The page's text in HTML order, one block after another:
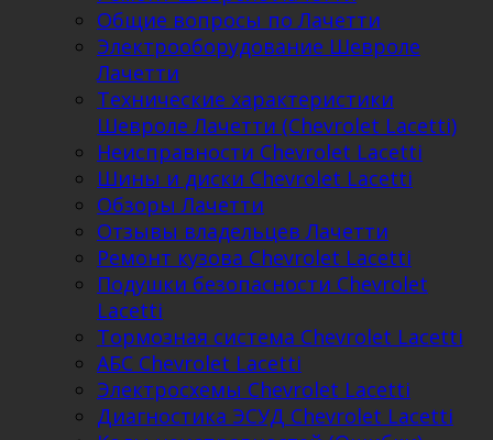
Общие вопросы по Лачетти
Электрооборудование Шевроле
Лачетти
Технические характеристики
Шевроле Лачетти (Chevrolet Lacetti)
Неисправности Chevrolet Lacetti
Шины и диски Chevrolet Lacetti
Обзоры Лачетти
Отзывы владельцев Лачетти
Ремонт кузова Chevrolet Lacetti
Подушки безопасности Chevrolet
Lacetti
Тормозная система Chevrolet Lacetti
АБС Chevrolet Lacetti
Электросхемы Chevrolet Lacetti
Диагностика ЭСУД Chevrolet Lacetti